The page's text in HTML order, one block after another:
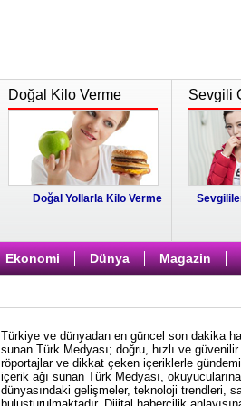
Doğal Kilo Verme
Doğal Yollarla Kilo Verme
Sevgili
Ekonomi Dünya Magazin
Türkiye ve dünyadan en güncel son dakika
sunan Türk Medyası; doğru, hızlı ve
röportajlar ve dikkat çeken içeriklerle
içerik ağı sunan Türk Medyası,
dünyasındaki gelişmeler, teknoloji trendleri,